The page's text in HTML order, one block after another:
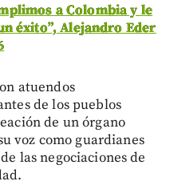
a Colombia y le
éxito”, Alejandro Eder
atuendos
de los pueblos
de un órgano
voz como guardianes
las negociaciones de